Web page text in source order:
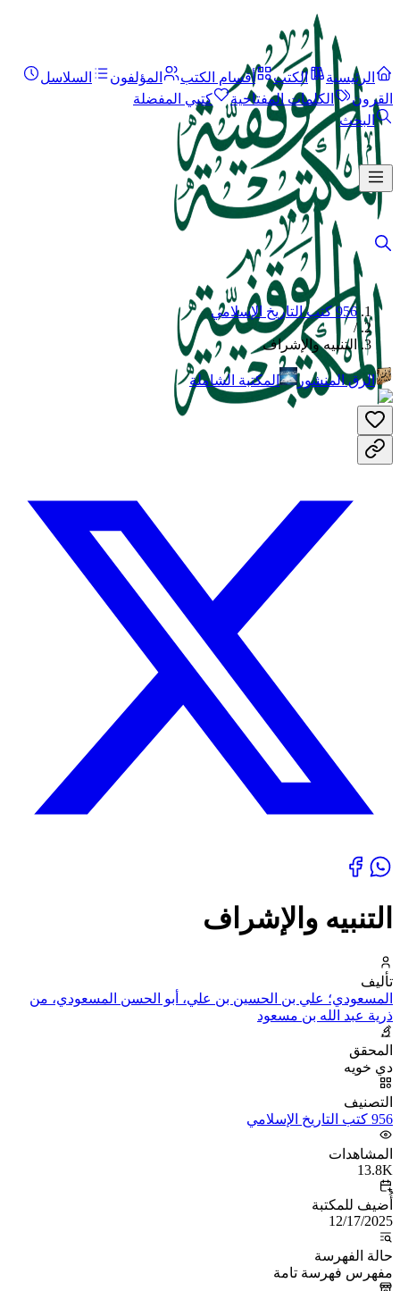
الرئيسية الكتب أقسام الكتب المؤلفون
السلاسل
القرون
الكلمات المفتاحية
كتبي المفضلة
البحث
956 كتب التاريخ الإسلامي
/
التنبيه والإشراف
الرق المنشور المكتبة الشاملة
التنبيه والإشراف
تأليف
المسعودي؛ علي بن الحسين بن علي، أبو الحسن المسعودي، من
ذرية عبد الله بن مسعود
المحقق
دي خويه
التصنيف
956 كتب التاريخ الإسلامي
المشاهدات
13.8K
أُضيف للمكتبة
12/17/2025
حالة الفهرسة
مفهرس فهرسة تامة